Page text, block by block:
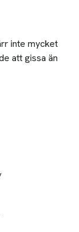
inte mycket
att gissa än